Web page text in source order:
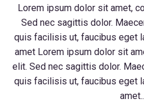
Lorem ipsum dolor sit amet,
Sed nec sagittis dolor.
quis facilisis ut, faucibus eget
amet Lorem ipsum dolor sit
elit. Sed nec sagittis dolor.
quis facilisis ut, faucibus eget
amet..